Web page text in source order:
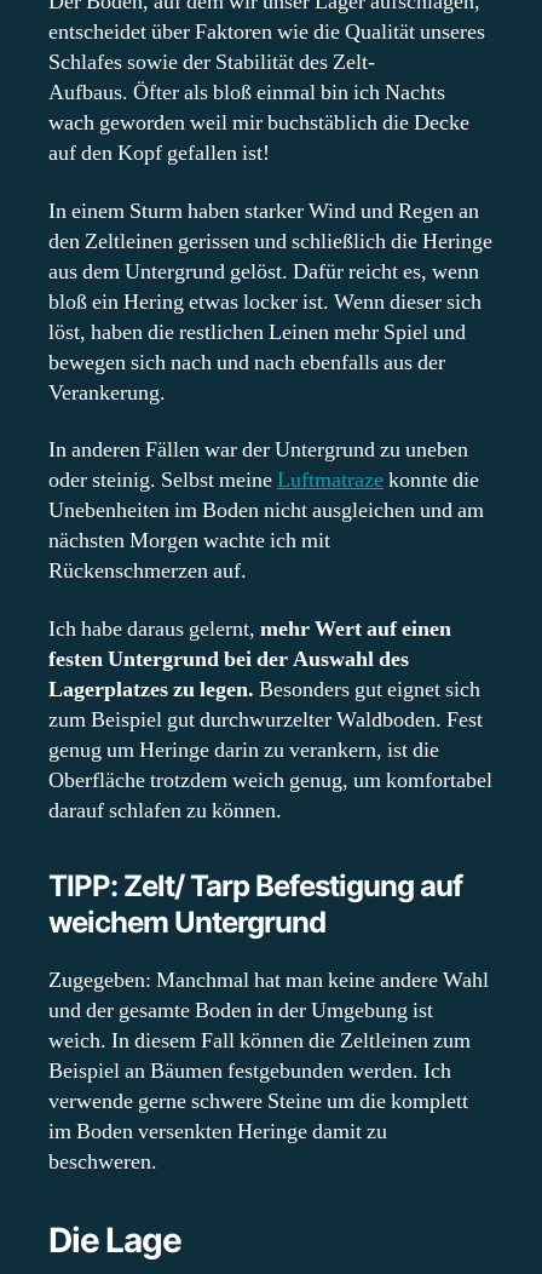
entscheidet über Faktoren wie die Qualität unseres
Schlafes sowie der Stabilität des Zelt-
Aufbaus. Öfter als bloß einmal bin ich Nachts
wach geworden weil mir buchstäblich die Decke
auf den Kopf gefallen ist!
In einem Sturm haben starker Wind und Regen an
den Zeltleinen gerissen und schließlich die Heringe
aus dem Untergrund gelöst. Dafür reicht es, wenn
bloß ein Hering etwas locker ist. Wenn dieser sich
löst, haben die restlichen Leinen mehr Spiel und
bewegen sich nach und nach ebenfalls aus der
Verankerung.
In anderen Fällen war der Untergrund zu uneben
oder steinig. Selbst meineLuftmatrazekonnte die
Unebenheiten im Boden nicht ausgleichen und am
nächsten Morgen wachte ich mit
Rückenschmerzen auf.
Ich habe daraus gelernt, mehr Wert auf einen
festen Untergrund bei der Auswahl des
Lagerplatzes zu legen. Besonders gut eignet sich
zum Beispiel gut durchwurzelter Waldboden. Fest
genug um Heringe darin zu verankern, ist die
Oberfläche trotzdem weich genug, um komfortabel
darauf schlafen zu können.
TIPP: Zelt/ Tarp Befestigung auf
weichem Untergrund
Zugegeben: Manchmal hat man keine andere Wahl
und der gesamte Boden in der Umgebung ist
weich. In diesem Fall können die Zeltleinen zum
Beispiel an Bäumen festgebunden werden. Ich
verwende gerne schwere Steine um die komplett
im Boden versenkten Heringe damit zu
beschweren.
Die Lage